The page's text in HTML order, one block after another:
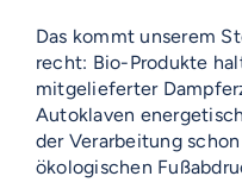
Das kommt unserem
recht: Bio-Produkte
mitgelieferter
Autoklaven
der Verarbeitung
ökologischen